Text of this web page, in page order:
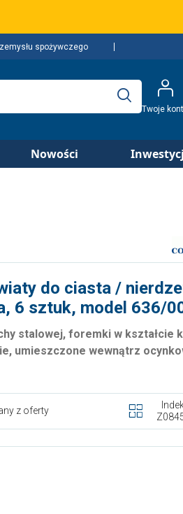
spożywczego
Twoje
Nowości
do ciasta /
6 sztuk, model 636/
stalowej, foremki w kształcie
umieszczone wewnątrz
z oferty